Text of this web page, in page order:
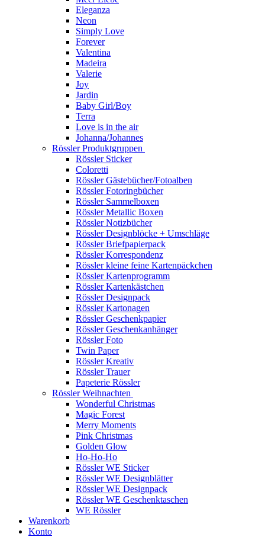
Eleganza
Neon
Simply Love
Forever
Valentina
Madeira
Valerie
Joy
Jardin
Baby Girl/Boy
Terra
Love is in the air
Johanna/Johannes
Rössler Produktgruppen
Rössler Sticker
Coloretti
Rössler Gästebücher/Fotoalben
Rössler Fotoringbücher
Rössler Sammelboxen
Rössler Metallic Boxen
Rössler Notizbücher
Rössler Designblöcke + Umschläge
Rössler Briefpapierpack
Rössler Korrespondenz
Rössler kleine feine Kartenpäckchen
Rössler Kartenprogramm
Rössler Kartenkästchen
Rössler Designpack
Rössler Kartonagen
Rössler Geschenkpapier
Rössler Geschenkanhänger
Rössler Foto
Twin Paper
Rössler Kreativ
Rössler Trauer
Papeterie Rössler
Rössler Weihnachten
Wonderful Christmas
Magic Forest
Merry Moments
Pink Christmas
Golden Glow
Ho-Ho-Ho
Rössler WE Sticker
Rössler WE Designblätter
Rössler WE Designpack
Rössler WE Geschenktaschen
WE Rössler
Warenkorb
Konto